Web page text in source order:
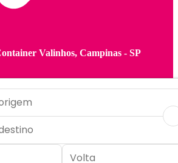
Valinhos, Campinas - SP